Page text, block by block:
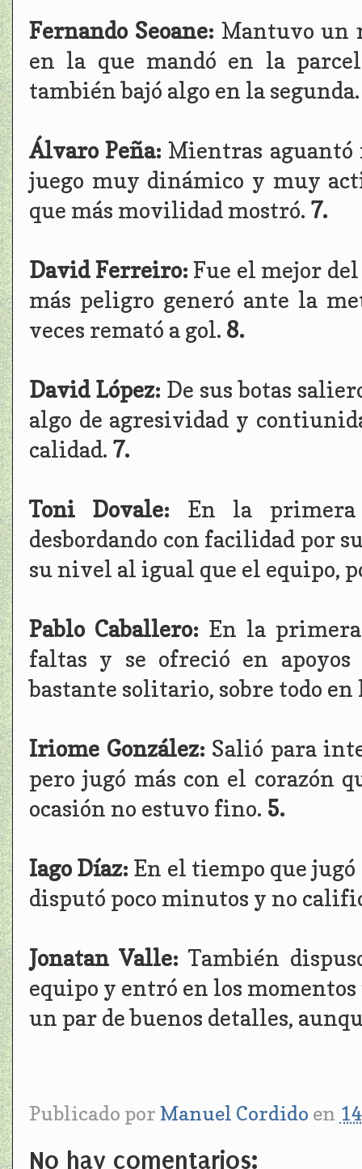
Fernando Seoane: Mantuvo un
en la que mandó en la
también bajó algo en la
Álvaro Peña:Mientras aguantó
juego muy dinámico y muy
que más movilidad mostró. 7.
David Ferreiro:Fue el mejor
más peligro generó ante la
veces remató a gol. 8.
David López: De sus botas
algo de agresividad y
calidad. 7.
Toni Dovale: En la primera
desbordando con facilidad por
su nivel al igual que el equipo,
Pablo Caballero: En la
faltas y se ofreció en apoyos
bastante solitario, sobre todo
Iriome González: Salió para
pero jugó más con el corazón
ocasión no estuvo fino. 5.
Iago Díaz: En el tiempo que
disputó poco minutos y no
Jonatan Valle:También
equipo y entró en los
un par de buenos detalles,
Publicado por Manuel Cordido en
No hay comentarios: